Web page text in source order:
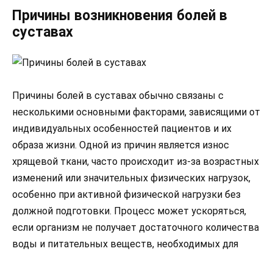
Причины возникновения болей в
суставах
Причины болей в суставах обычно связаны с
несколькими основными факторами, зависящими от
индивидуальных особенностей пациентов и их
образа жизни. Одной из причин является износ
хрящевой ткани, часто происходит из-за возрастных
изменений или значительных физических нагрузок,
особенно при активной физической нагрузки без
должной подготовки. Процесс может ускоряться,
если организм не получает достаточного количества
воды и питательных веществ, необходимых для